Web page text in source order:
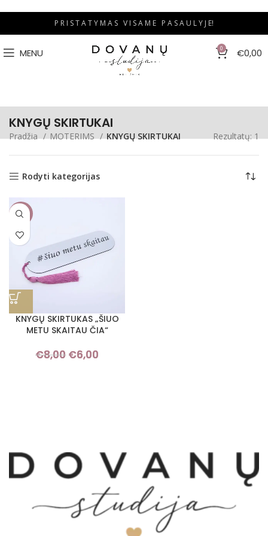
P R I S T A T Y M A S V I S A M E P A S A U L Y J E!
MENU 0 €0,00
KNYGŲ SKIRTUKAI
Pradžia MOTERIMS KNYGŲ SKIRTUKAI Rezultatų: 1
Rodyti kategorijas
-25%
KNYGŲ SKIRTUKAS „ŠIUO
METU SKAITAU ČIA“
€8,00
Original
€6,00